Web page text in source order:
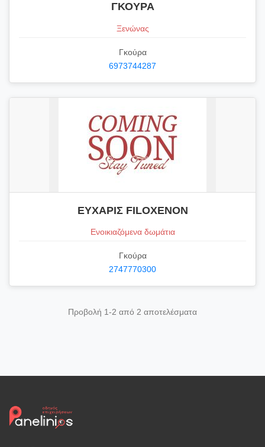
ΓΚΟΥΡΑ
Ξενώνας
Γκούρα
6973744287
ΕΥΧΑΡΙΣ FILOXENON
Ενοικιαζόμενα δωμάτια
Γκούρα
2747770300
Προβολή 1-2 από 2 αποτελέσματα